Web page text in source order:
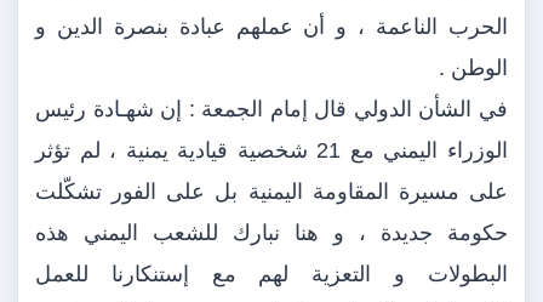
الحرب الناعمة ، و أن عملهم عبادة بنصرة الدين و
الوطن .
في الشأن الدولي قال إمام الجمعة : إن شهـادة رئيس
الوزراء اليمني مع 21 شخصية قيادية يمنية ، لم تؤثر
على مسيرة المقاومة اليمنية بل على الفور تشكّلت
حكومة جديدة ، و هنا نبارك للشعب اليمني هذه
البطولات و التعزية لهم مع إستنكارنا للعمل